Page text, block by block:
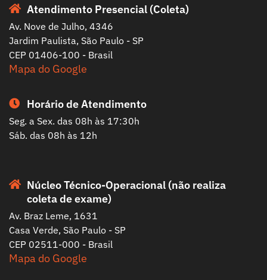
Atendimento Presencial (Coleta)
Av. Nove de Julho, 4346
Jardim Paulista, São Paulo - SP
CEP 01406-100 - Brasil
Mapa do Google
Horário de Atendimento
Seg. a Sex. das 08h às 17:30h
Sáb. das 08h às 12h
Núcleo Técnico-Operacional (não realiza
coleta de exame)
Av. Braz Leme, 1631
Casa Verde, São Paulo - SP
CEP 02511-000 - Brasil
Mapa do Google